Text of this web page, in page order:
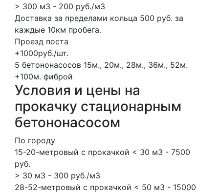
> 300 м3 - 200 руб./м3
Доставка за пределами кольца 500 руб. за
каждые 10км пробега.
Проезд поста
+1000руб./шт.
5 бетононасосов 15м., 20м., 28м., 36м., 52м.
+100м. фиброй
Условия и цены на
прокачку стационарным
бетононасосом
По городу
15-20-метровый с прокачкой < 30 м3 - 7500
руб.
> 30 м3 - 300 руб./м3
28-52-метровый с прокачкой < 50 м3 - 15000